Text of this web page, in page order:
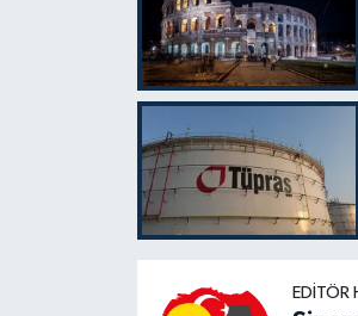
EDITÖR